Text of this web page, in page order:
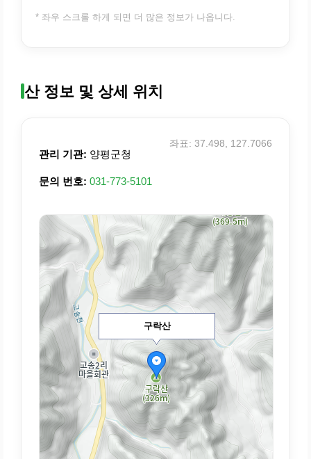
* 좌우 스크롤 하게 되면 더 많은 정보가 나옵니다.
산 정보 및 상세 위치
관리 기관: 양평군청
문의 번호: 031-773-5101
좌표: 37.498, 127.7066
구락산